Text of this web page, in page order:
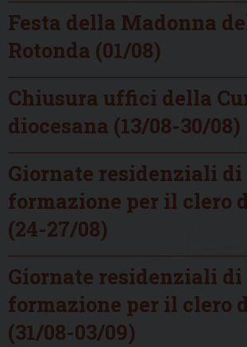
Festa della Madonna
Rotonda (01/08)
Chiusura uffici della
diocesana (13/08-30/08)
Giornate residenziali di
formazione per il clero
(24-27/08)
Giornate residenziali di
formazione per il clero
(31/08-03/09)